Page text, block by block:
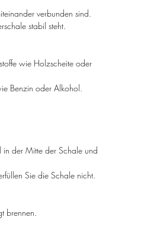
verbunden sind.
stabil steht.
wie Holzscheite oder
Benzin oder Alkohol.
in der Mitte der Schale und
Sie die Schale nicht.
brennen.